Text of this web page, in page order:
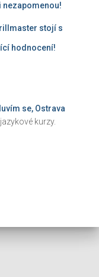
nezapomenou!
stojí s
hodnocení!
se, Ostrava
kurzy.